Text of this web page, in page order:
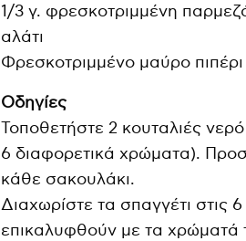
1/3 γ. φρεσκοτριμμένη
αλάτι
Φρεσκοτριμμένο μαύρο πιπέρι
Οδηγίες
Τοποθετήστε 2 κουταλιές
6 διαφορετικά χρώματα).
κάθε σακουλάκι.
Διαχωρίστε τα σπαγγέτι στις
επικαλυφθούν με τα χρώματά